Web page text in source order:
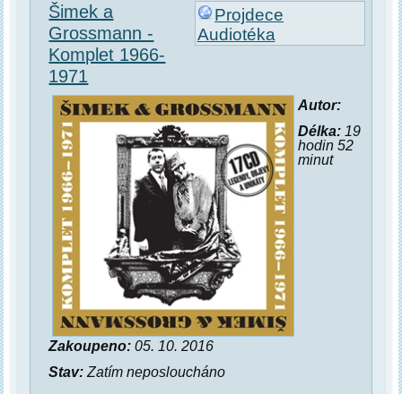
Projdece
Audiotéka
Šimek a
Grossmann -
Komplet 1966-
1971
Autor:
Délka:19
hodin 52
minut
Zakoupeno: 05. 10. 2016
Stav: Zatím neposloucháno